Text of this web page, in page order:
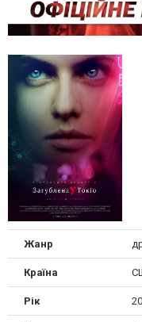
Жанр
Країна
Рік